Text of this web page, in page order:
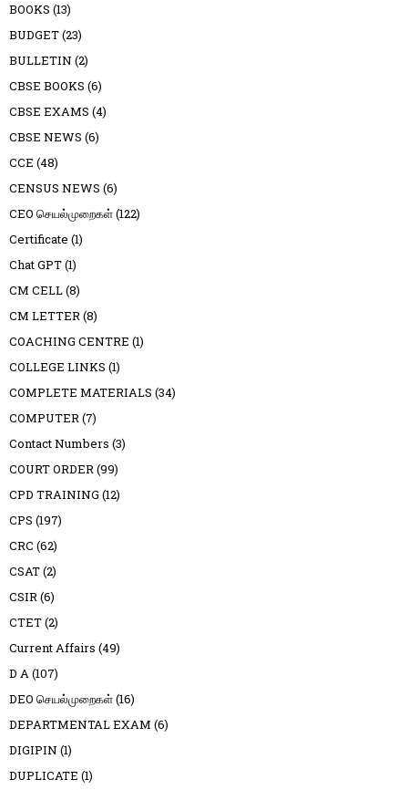
BOOKS (13)
BUDGET(23)
BULLETIN (2)
CBSE BOOKS (6)
CBSE EXAMS (4)
CBSE NEWS (6)
CCE (48)
CENSUS NEWS (6)
CEO செயல்முறைகள்(122)
Certificate (1)
Chat GPT(1)
CM CELL(8)
CM LETTER(8)
COACHING CENTRE (1)
COLLEGE LINKS (1)
COMPLETE MATERIALS (34)
COMPUTER(7)
Contact Numbers (3)
COURT ORDER(99)
CPD TRAINING (12)
CPS (197)
CRC (62)
CSAT(2)
CSIR(6)
CTET(2)
Current Affairs (49)
D A(107)
DEO செயல்முறைகள்(16)
DEPARTMENTAL EXAM (6)
DIGIPIN (1)
DUPLICATE (1)